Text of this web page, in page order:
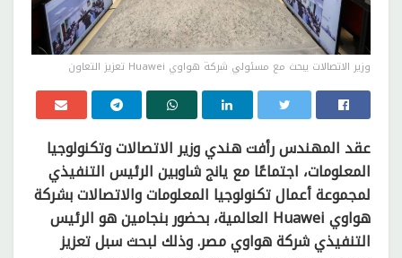
وزير الاتصالات يبحث مع مسئولي شركة هواوي Huawei تعزيز التعاون
عقد المهندس رأفت هندي وزير الاتصالات وتكنولوجيا
المعلومات، اجتماعًا مع يانج شاوبين الرئيس التنفيذي
لمجموعة أعمال تكنولوجيا المعلومات والاتصالات بشركة
هواوي Huawei العالمية، بحضور بنجامين هو الرئيس
التنفيذي شركة هواوي مصر. وذلك لبحث سبل تعزيز